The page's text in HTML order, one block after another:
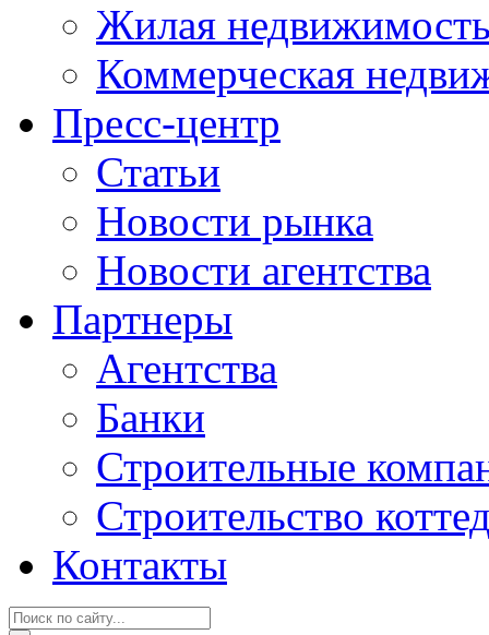
Жилая
Коммерческая
Пресс-центр
Статьи
Новости рынка
Новости агентства
Партнеры
Агентства
Банки
Строительные
Строительство
Контакты